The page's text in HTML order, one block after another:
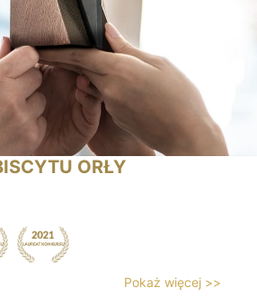
ORŁY
Pokaż więcej >>